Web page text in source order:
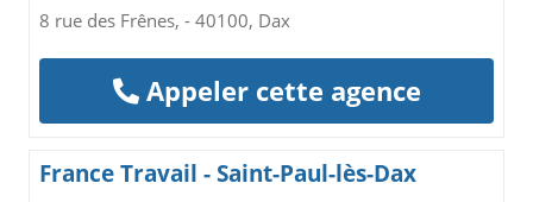
8 rue des Frênes, - 40100, Dax
Appeler cette agence
France Travail - Saint-Paul-lès-Dax